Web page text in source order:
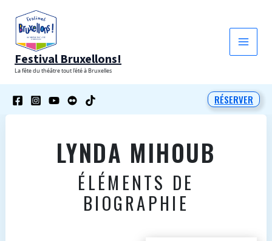
contenu
Festival Bruxellons!
La fête du théâtre tout l'été à Bruxelles
RÉSERVER
LYNDA MIHOUB
ÉLÉMENTS DE
BIOGRAPHIE